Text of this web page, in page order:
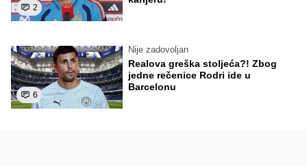
2
6
Nije zadovoljan
Realova greška stoljeća?! Zbog
jedne rečenice Rodri ide u
Barcelonu